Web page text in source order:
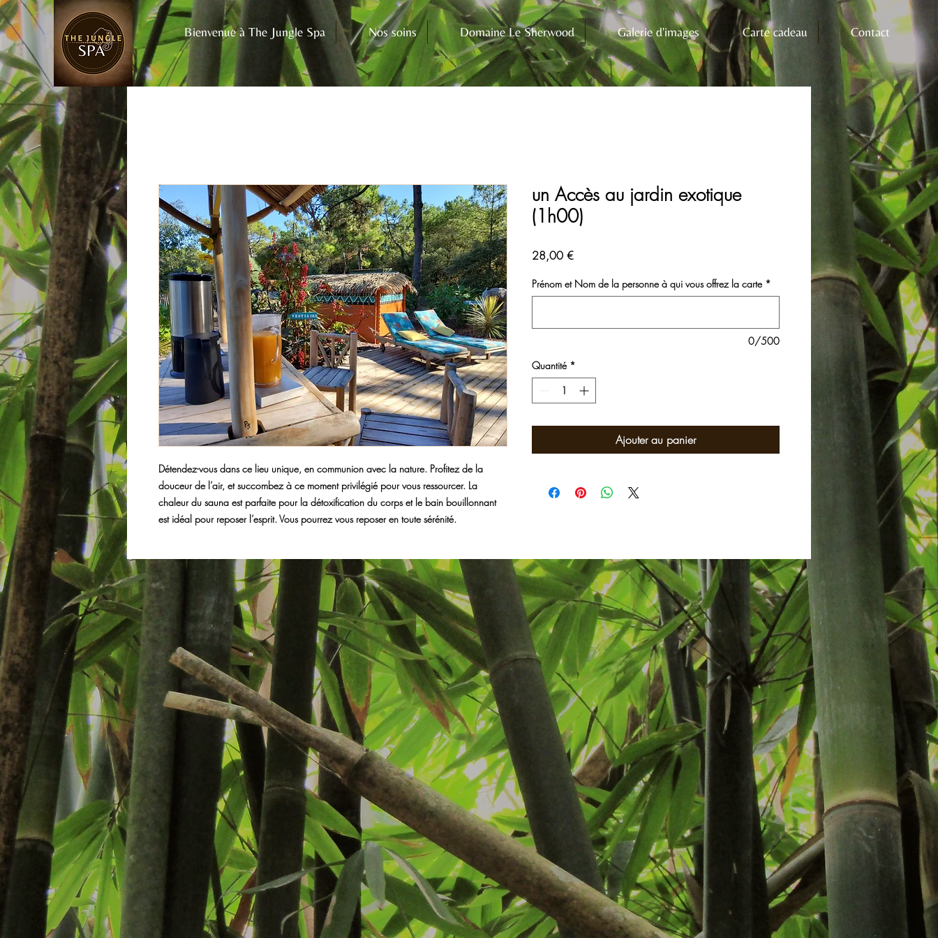
Bienvenue à The Jungle Spa Nos soins Domaine Le Sherwood Galerie d'images Carte cadeau Contact
Détendez-vous dans ce lieu unique, en communion avec la nature. Profitez de la
douceur de l’air, et succombez à ce moment privilégié pour vous ressourcer. La
chaleur du sauna est parfaite pour la détoxification du corps et le bain bouillonnant
est idéal pour reposer l’esprit. Vous pourrez vous reposer en toute sérénité.
un Accès au jardin exotique
(1h00)
28,00 €Prix
Prénom et Nom de la personne à qui vous offrez la carte *
0/500
Quantité *
Ajouter au panier